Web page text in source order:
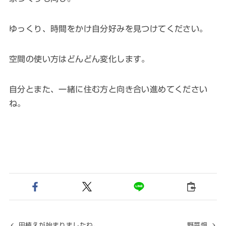
ゆっくり、時間をかけ自分好みを見つけてください。
空間の使い方はどんどん変化します。
自分とまた、一緒に住む方と向き合い進めてください
ね。